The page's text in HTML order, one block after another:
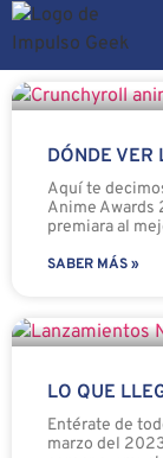
DÓNDE VER
Aquí te
Anime Awards
premiara al
SABER MÁS »
LO QUE
Entérate de
marzo del